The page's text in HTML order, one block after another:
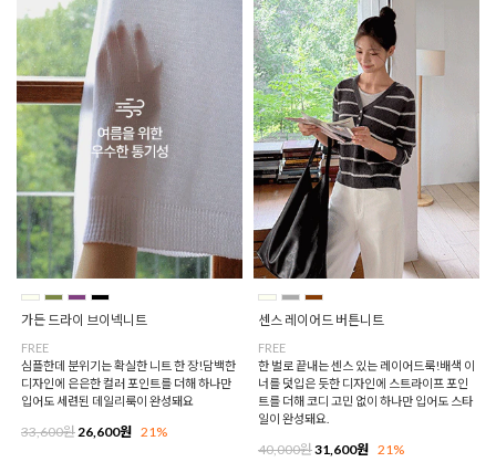
가든 드라이 브이넥니트
FREE
심플한데 분위기는 확실한 니트 한 장!담백한
디자인에 은은한 컬러 포인트를 더해 하나만
입어도 세련된 데일리룩이 완성돼요
33,600원 26,600원 21%
센스 레이어드 버튼니트
FREE
한 벌로 끝내는 센스 있는 레이어드룩!배색 이
너를 덧입은 듯한 디자인에 스트라이프 포인
트를 더해 코디 고민 없이 하나만 입어도 스타
일이 완성돼요.
40,000원31,600원 21%